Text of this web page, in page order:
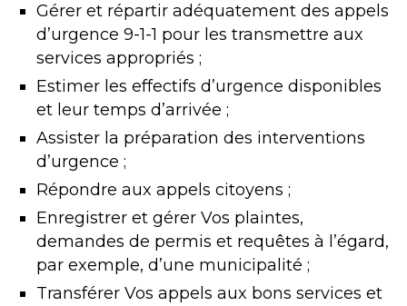
Gérer et répartir adéquatement des appels
d’urgence 9-1-1 pour les transmettre aux
services appropriés ;
Estimer les effectifs d’urgence disponibles
et leur temps d’arrivée ;
Assister la préparation des interventions
d’urgence ;
Répondre aux appels citoyens ;
Enregistrer et gérer Vos plaintes,
demandes de permis et requêtes à l’égard,
par exemple, d’une municipalité ;
Transférer Vos appels aux bons services et